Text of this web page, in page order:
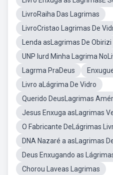
LivroRaiha Das Lagrimas
LivroCristao Lagrimas De
Lenda asLagrimas De Obirizi
UNP Iurd Minha Lagrima
Lagrma PraDeus
Livro aLágrima De Vidro
Querido DeusLagrimas
Jesus Enxuga asLagrimas
O Fabricante DeLágrimas
DNA Nazaré a asLagrimas
Deus Enxugando as
Chorou Laveas Lagrimas